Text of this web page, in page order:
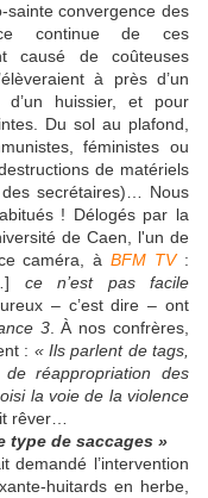
convergence des
continue de ces
causé de coûteuses
à près d’un
d’un huissier, et pour
Du sol au plafond,
féministes ou
de matériels
des secrétaires)… Nous
! Délogés par la
de Caen, l'un de
caméra, àBFM TV:
ce n’est pas facile
– c’est dire – ont
3. À nos confrères,
: « Ils parlent de tags,
réappropriation des
la voie de la violence
rêver…
type de saccages »
demandé l’intervention
huitards en herbe,